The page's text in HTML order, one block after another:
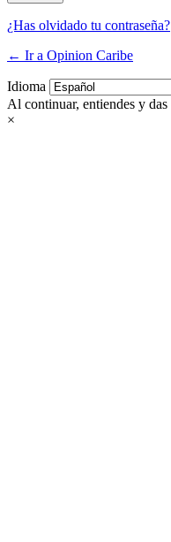
¿Has olvidado tu contraseña?
← Ir a Opinion Caribe
Idioma
Al continuar, entiendes y
×